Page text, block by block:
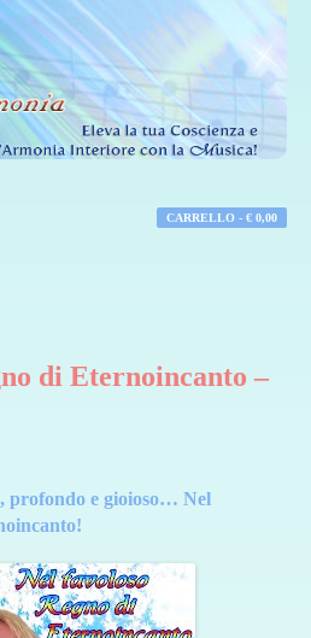
CARRELLO - € 0,00
di Eternoincanto –
profondo e gioioso… Nel